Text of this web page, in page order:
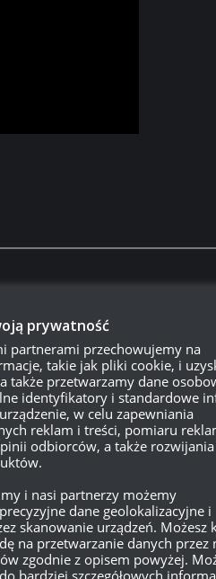
historię, a w
piłą. Majtek okrętowy szukający
prywatność
partnerami przechowujemy na
takie jak pliki cookie, i
także przetwarzamy dane
identyfikatory i standardowe
w celu zapewniania
reklam i treści, pomiaru
odbiorców, a także
i nasi partnerzy możemy
dane geolokalizacyjne i
skanowanie urządzeń. Możesz
na przetwarzanie danych przez
zgodnie z opisem powyżej.
bardziej szczegółowych